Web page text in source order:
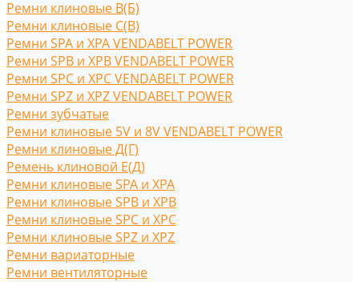
Ремни клиновые В(Б)
Ремни клиновые С(B)
Ремни SPA и XPA VENDABELT POWER
Ремни SPB и XPB VENDABELT POWER
Ремни SPC и XPC VENDABELT POWER
Ремни SPZ и XPZ VENDABELT POWER
Ремни зубчатые
Ремни клиновые 5V и 8V VENDABELT POWER
Ремни клиновые Д(Г)
Ремень клиновой Е(Д)
Ремни клиновые SPA и XPA
Ремни клиновые SPB и XPB
Ремни клиновые SPC и XPC
Ремни клиновые SPZ и XPZ
Ремни вариаторные
Ремни вентиляторные